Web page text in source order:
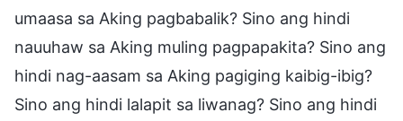
umaasa sa Aking pagbabalik? Sino ang hindi
nauuhaw sa Aking muling pagpapakita? Sino ang
hindi nag-aasam sa Aking pagiging kaibig-ibig?
Sino ang hindi lalapit sa liwanag? Sino ang hindi